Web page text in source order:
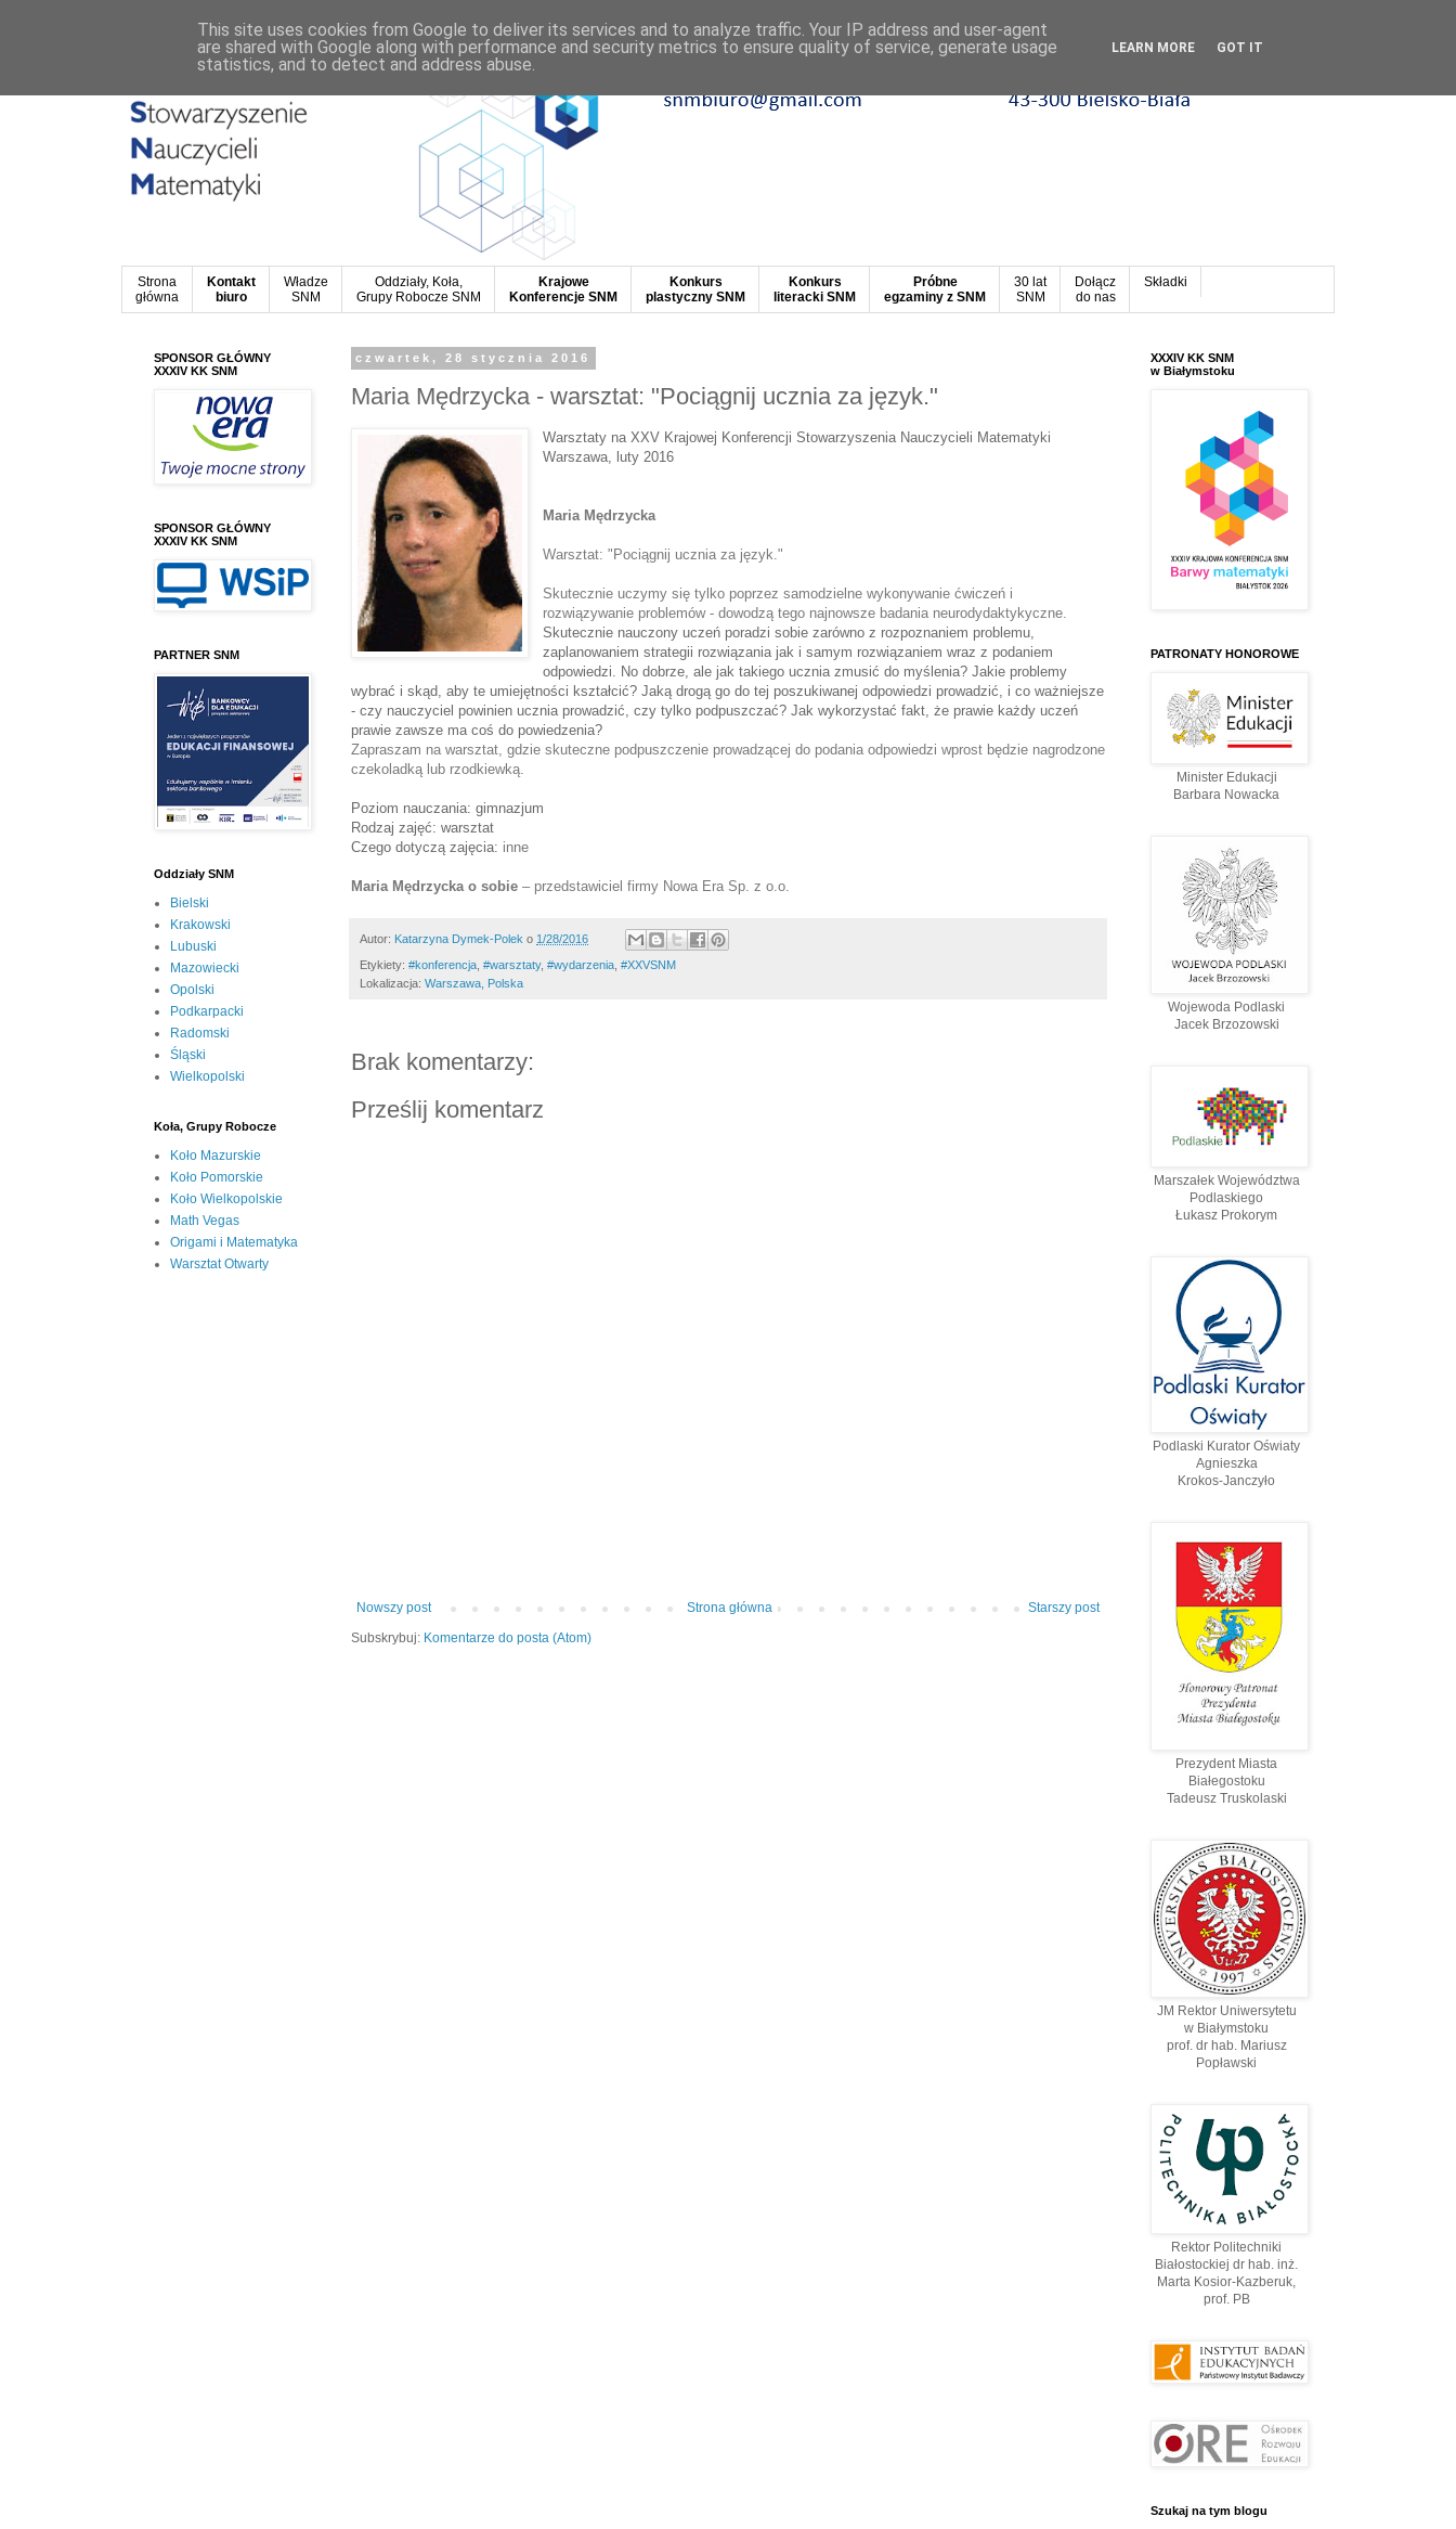
Strona
główna
Kontakt
biuro
Władze
SNM
Oddziały, Koła,
Grupy Robocze SNM
Krajowe
Konferencje SNM
Konkurs
plastyczny SNM
Konkurs
literacki SNM
Próbne
egzaminy z SNM
30 lat
SNM
Dołącz
do nas
Składki
czwartek, 28 stycznia 2016
Maria Mędrzycka - warsztat: "Pociągnij ucznia za język."
Warsztaty na XXV Krajowej Konferencji Stowarzyszenia Nauczycieli Matematyki
Warszawa, luty 2016
Maria Mędrzycka
Warsztat: " Pociągnij ucznia za język."
Skutecznie uczymy się tylko poprzez samodzielne wykonywanie ćwiczeń i
rozwiązywanie problemów - dowodzą tego najnowsze badania neurodydaktykyczne.
Skutecznie nauczony uczeń poradzi sobie zarówno z rozpoznaniem problemu,
zaplanowaniem strategii rozwiązania jak i samym rozwiązaniem wraz z podaniem
odpowiedzi. No dobrze, ale jak takiego ucznia zmusić do myślenia? Jakie problemy
wybrać i skąd, aby te umiejętności kształcić? Jaką drogą go do tej poszukiwanej odpowiedzi prowadzić, i co ważniejsze
- czy nauczyciel powinien ucznia prowadzić, czy tylko podpuszczać? Jak wykorzystać fakt, że prawie każdy uczeń
prawie zawsze ma coś do powiedzenia?
Zapraszam na warsztat, gdzie skuteczne podpuszczenie prowadzącej do podania odpowiedzi wprost będzie nagrodzone
czekoladką lub rzodkiewką.
Poziom nauczania: gimnazjum
Rodzaj zajęć: warsztat
Czego dotyczą zajęcia: inne
Maria Mędrzycka o sobie – przedstawiciel firmy Nowa Era Sp. z o.o.
Autor: Katarzyna Dymek-Polek o 1/28/2016
Etykiety: #konferencja, #warsztaty, #wydarzenia, #XXVSNM
Lokalizacja: Warszawa, Polska
Brak komentarzy:
Prześlij komentarz
Nowszy post Starszy post
Strona główna
Subskrybuj: Komentarze do posta (Atom)
SPONSOR GŁÓWNY
XXXIV KK SNM
SPONSOR GŁÓWNY
XXXIV KK SNM
PARTNER SNM
Oddziały SNM
Bielski
Krakowski
Lubuski
Mazowiecki
Opolski
Podkarpacki
Radomski
Śląski
Wielkopolski
Koła, Grupy Robocze
Koło Mazurskie
Koło Pomorskie
Koło Wielkopolskie
Math Vegas
Origami i Matematyka
Warsztat Otwarty
XXXIV KK SNM
w Białymstoku
PATRONATY HONOROWE
Minister Edukacji
Barbara Nowacka
Wojewoda Podlaski
Jacek Brzozowski
Marszałek Województwa
Podlaskiego
Łukasz Prokorym
Podlaski Kurator Oświaty
Agnieszka
Krokos-Janczyło
Prezydent Miasta
Białegostoku
Tadeusz Truskolaski
JM Rektor Uniwersytetu
w Białymstoku
prof. dr hab. Mariusz
Popławski
Rektor Politechniki
Białostockiej dr hab. inż.
Marta Kosior-Kazberuk,
prof. PВ
Szukaj na tym blogu
This site uses cookies from Google to deliver its services and to analyze traffic. Your IP address and user-agent
are shared with Google along with performance and security metrics to ensure quality of service, generate usage
statistics, and to detect and address abuse.
LEARN MORE GOT IT